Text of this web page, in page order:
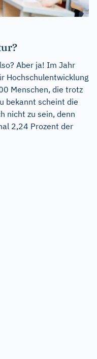
Aber ja! Im Jahr
Hochschulentwicklung
Menschen, die trotz
bekannt scheint die
nicht zu sein, denn
2,24 Prozent der